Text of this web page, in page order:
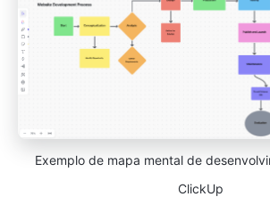
Exemplo de mapa mental de
ClickUp